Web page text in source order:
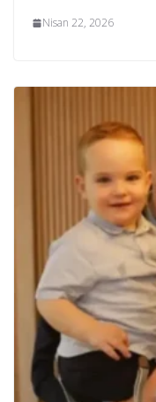
Nisan 22, 2026